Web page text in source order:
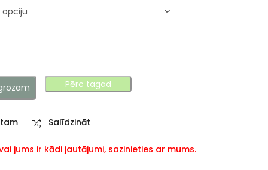
Pērc tagad
Salīdzināt
jums ir kādi jautājumi, sazinieties ar mums.